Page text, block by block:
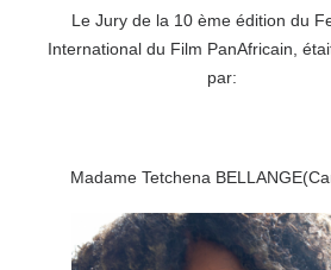
Le Jury de la 10 ème édition du
International du Film PanAfricain,
par:
Madame Tetchena